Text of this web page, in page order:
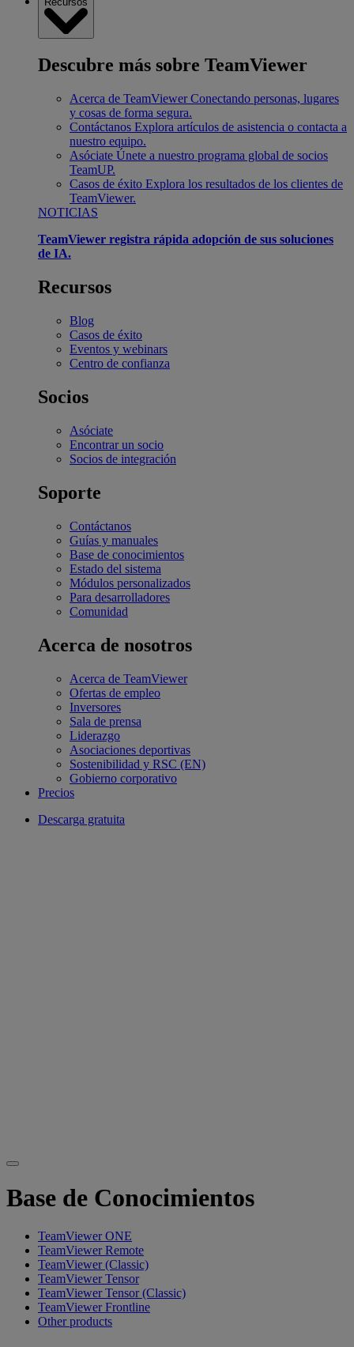
Descubre más sobre TeamViewer
Acerca de TeamViewer Conectando personas, lugares
y cosas de forma segura.
Contáctanos Explora artículos de asistencia o contacta a
nuestro equipo.
Asóciate Únete a nuestro programa global de socios
TeamUP.
Casos de éxito Explora los resultados de los clientes de
TeamViewer.
NOTICIAS
TeamViewer registra rápida adopción de sus soluciones
de IA.
Recursos
Blog
Casos de éxito
Eventos y webinars
Centro de confianza
Socios
Asóciate
Encontrar un socio
Socios de integración
Soporte
Contáctanos
Guías y manuales
Base de conocimientos
Estado del sistema
Módulos personalizados
Para desarrolladores
Comunidad
Acerca de nosotros
Acerca de TeamViewer
Ofertas de empleo
Inversores
Sala de prensa
Liderazgo
Asociaciones deportivas
Sostenibilidad y RSC (EN)
Gobierno corporativo
Precios
Descarga gratuita
Base de Conocimientos
TeamViewer ONE
TeamViewer Remote
TeamViewer (Classic)
TeamViewer Tensor
TeamViewer Tensor (Classic)
TeamViewer Frontline
Other products